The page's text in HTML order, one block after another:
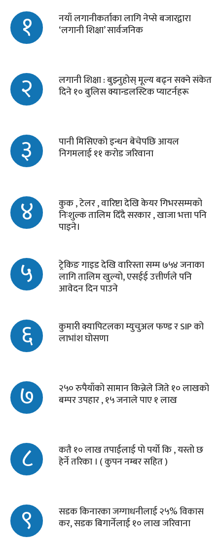
१ नयाँ लगानीकर्ताका लागि नेप्से बजारद्वारा
‘लगानी शिक्षा’ सार्वजनिक
२ लगानी शिक्षा : बुझ्नुहोस् मूल्य बढ्न सक्ने संकेत
दिने १० बुलिस क्यान्डलस्टिक प्याटर्नहरू
३ पानी मिसिएको इन्धन बेचेपछि आयल
निगमलाई ११ करोड जरिवाना
४ कुक , टेलर , वारिष्टा देखि केयर गिभरसम्मको
निःशुल्क तालिम दिँदै सरकार , खाजा भत्ता पनि
पाइने।
५ ट्रेकिङ गाइड देखि वारिस्ता सम्म ७५४ जनाका
लागि तालिम खुल्यो, एसईई उत्तीर्णले पनि
आवेदन दिन पाउने
६ कुमारी क्यापिटलका म्युचुअल फण्ड र SIP को
लाभांश घोसणा
७ २५० रुपैयाँको सामान किन्नेले जिते १० लाखको
बम्पर उपहार , १५ जनाले पाए १ लाख
८ कतै १० लाख तपाईलाई पो पर्यो कि , यस्तो छ
हेर्ने तरिका । ( कुपन नम्बर सहित )
९ सडक किनारका जग्गाधनीलाई २५% विकास
कर, सडक बिगार्नेलाई १० लाख जरिवाना